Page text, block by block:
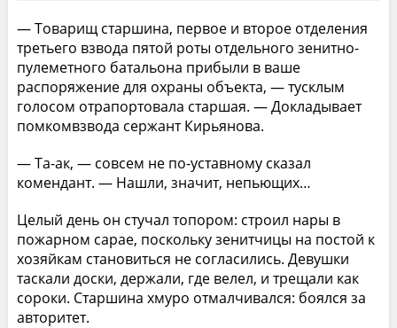
— Товарищ старшина, первое и второе отделения
третьего взвода пятой роты отдельного зенитно-
пулеметного батальона прибыли в ваше
распоряжение для охраны объекта, — тусклым
голосом отрапортовала старшая. — Докладывает
помкомвзвода сержант Кирьянова.
— Та-ак, — совсем не по-уставному сказал
комендант. — Нашли, значит, непьющих…
Целый день он стучал топором: строил нары в
пожарном сарае, поскольку зенитчицы на постой к
хозяйкам становиться не согласились. Девушки
таскали доски, держали, где велел, и трещали как
сороки. Старшина хмуро отмалчивался: боялся за
авторитет.